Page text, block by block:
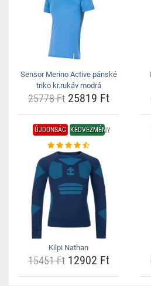
Sensor Merino Active pánské
triko kr.rukáv modrá
25778 Ft25819 Ft
ÚJDONSÁG KEDVEZMÉNY
Kilpi Nathan
15451 Ft12902 Ft